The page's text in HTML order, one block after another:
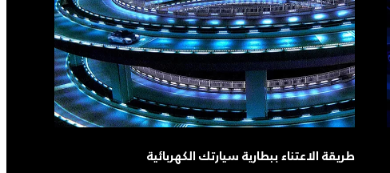
طريقة الاعتناء ببطارية سيارتك الكهربائية